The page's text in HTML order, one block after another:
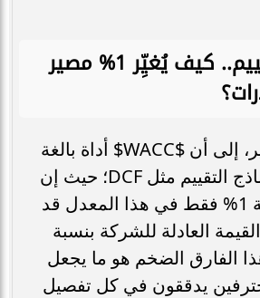
حساسية التقييم.. كيف يُغيِّر 1% مصير
وأشار سامر شقير، إلى أن $WACC$ أداة بالغة
الحساسية في نماذج التقييم مثل DCF؛ حيث إن
تغيرًا طفيفًا بنسبة 1% فقط في هذا المعدل قد
العادلة للشركة بنسبة
30%، هذا الفارق الضخم هو ما يجعل
يدققون في كل تفصيل